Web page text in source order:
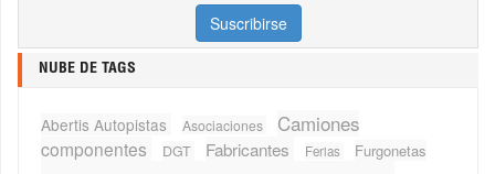
NUBE DE TAGS
Abertis Autopistas Asociaciones Camiones
componentes DGT Fabricantes Ferias Furgonetas